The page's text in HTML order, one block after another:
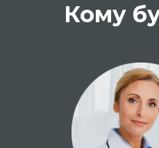
Кому